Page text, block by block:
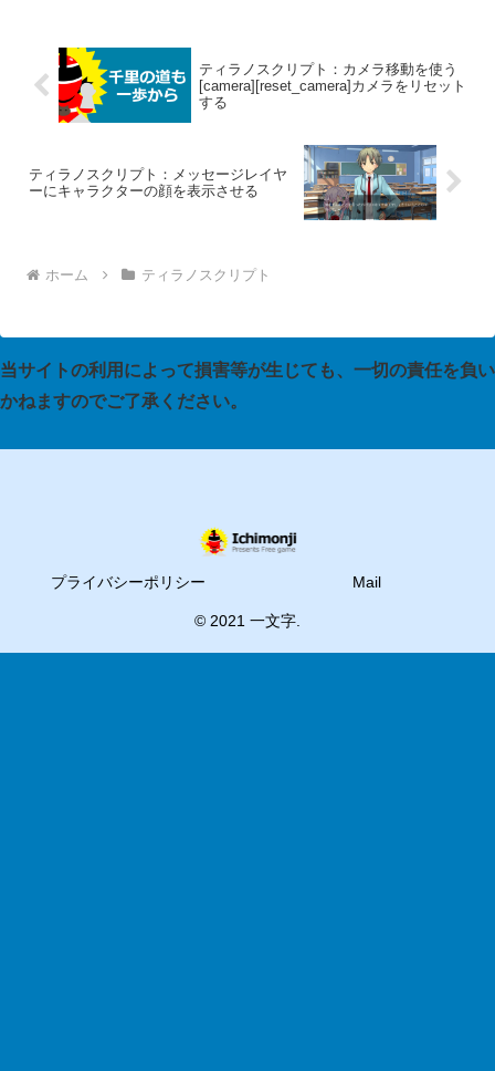
ティラノスクリプト：カメラ移動を使う
[camera][reset_camera]カメラをリセット
する
ティラノスクリプト：メッセージレイヤ
ーにキャラクターの顔を表示させる
ホーム ティラノスクリプト
当サイトの利用によって損害等が生じても、一切の責任を負い
かねますのでご了承ください。
プライバシーポリシー Mail
© 2021 一文字.